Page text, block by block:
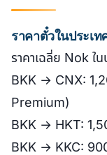
ราคาตั๋วในประเ
ราคาเฉลี่ย Nok ใ
BKK → CNX:
Premium)
BKK → HKT:
BKK → KKC: